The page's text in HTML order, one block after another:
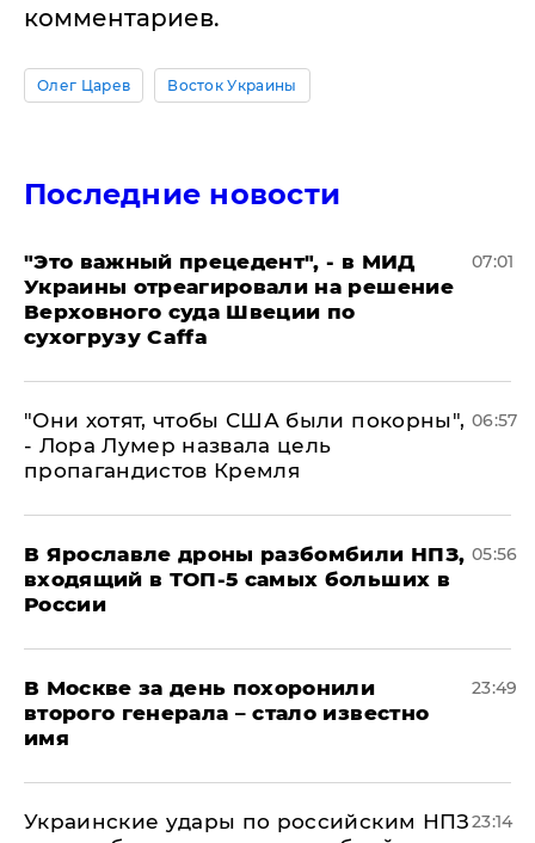
комментариев.
Олег Царев Восток Украины
Последние новости
"Это важный прецедент", - в МИД
Украины отреагировали на решение
Верховного суда Швеции по
сухогрузу Caffa
07:01
"Они хотят, чтобы США были покорны",
- Лора Лумер назвала цель
пропагандистов Кремля
06:57
В Ярославле дроны разбомбили НПЗ,
входящий в ТОП-5 самых больших в
России
05:56
В Москве за день похоронили
второго генерала – стало известно
имя
23:49
Украинские удары по российским НПЗ23:14